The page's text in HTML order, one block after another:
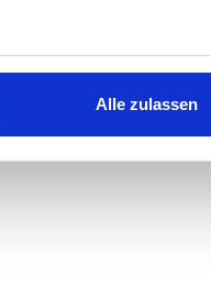
Alle zulassen